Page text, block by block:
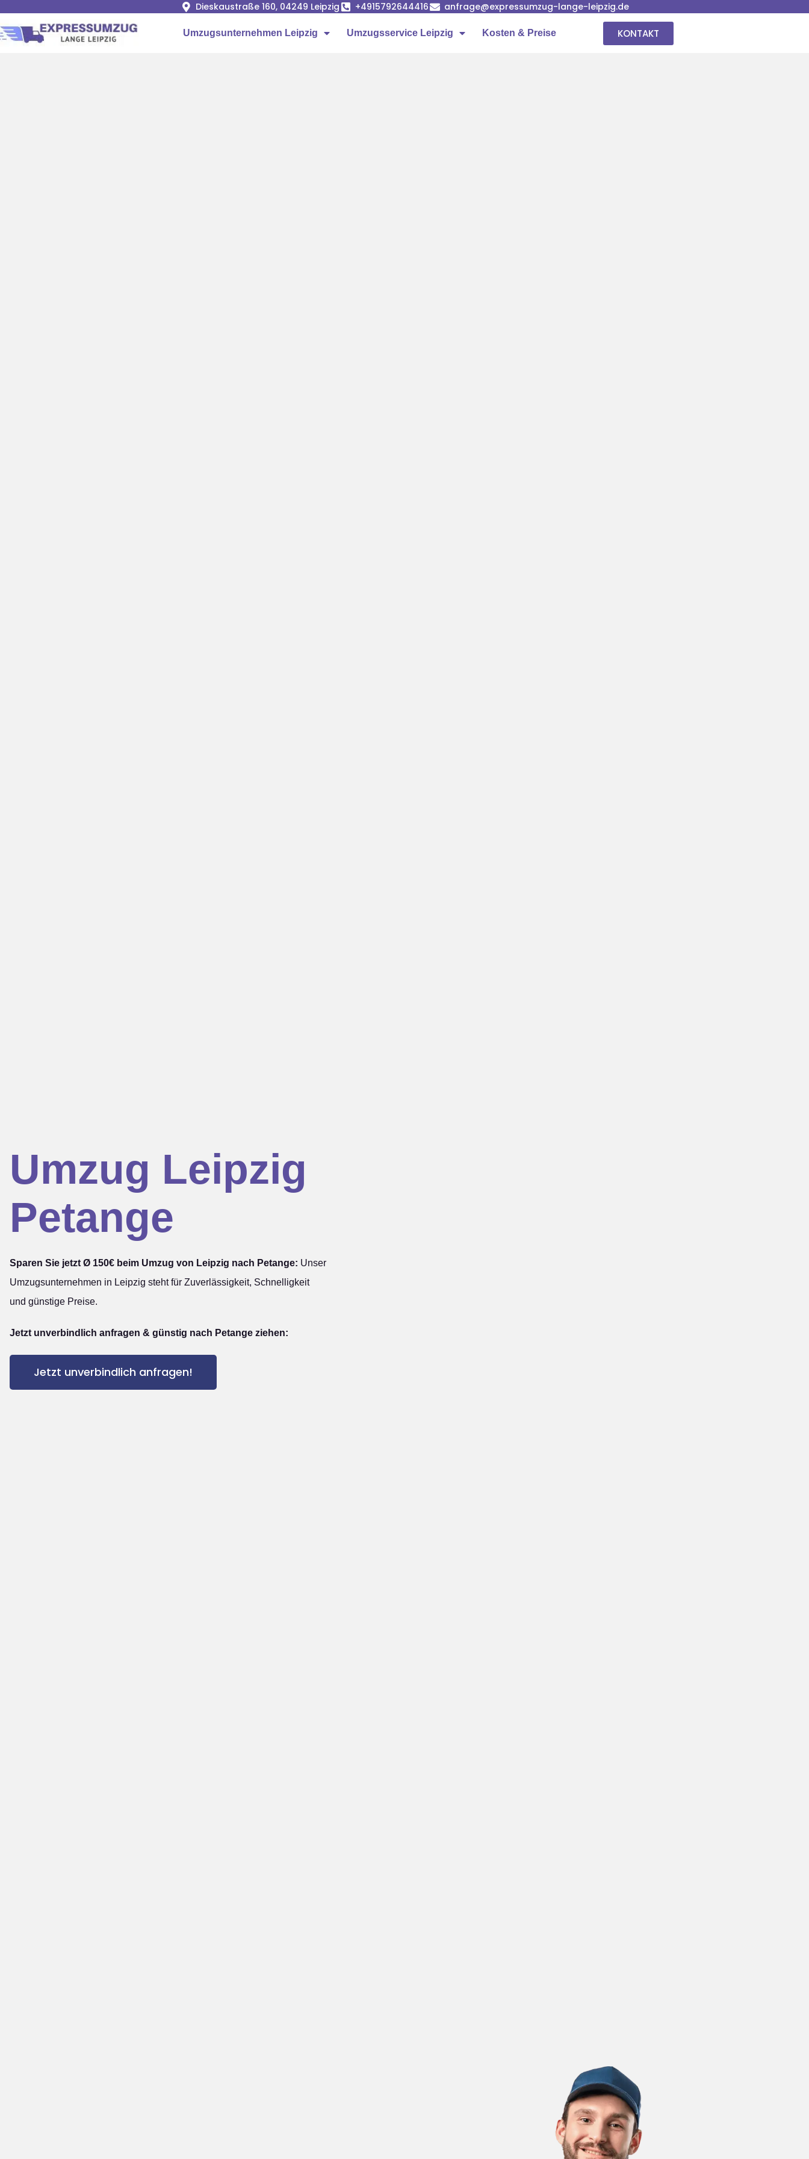
Dieskaustraße 160, 04249 Leipzig +4915792644416 anfrage@expressumzug-lange-leipzig.de
Umzugsunternehmen Leipzig Umzugsservice Leipzig Kosten & Preise KONTAKT
Umzug Leipzig
Petange
Sparen Sie jetzt Ø 150€ beim Umzug von Leipzig nach Petange: Unser
Umzugsunternehmen in Leipzig steht für Zuverlässigkeit, Schnelligkeit
und günstige Preise.
Jetzt unverbindlich anfragen & günstig nach Petange ziehen:
Jetzt unverbindlich anfragen!